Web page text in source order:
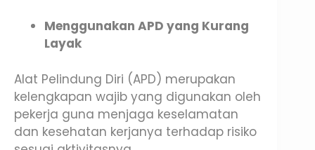
Menggunakan APD yang Kurang
Layak
Alat Pelindung Diri (APD) merupakan
kelengkapan wajib yang digunakan oleh
pekerja guna menjaga keselamatan
dan kesehatan kerjanya terhadap risiko